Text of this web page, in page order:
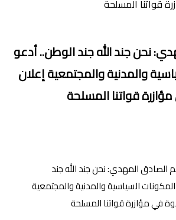
قواتنا المسلحة
نحن جند الله جند الوطن.. أدعو
والمدنية والمجتمعية إعلان
قواتنا المسلحة